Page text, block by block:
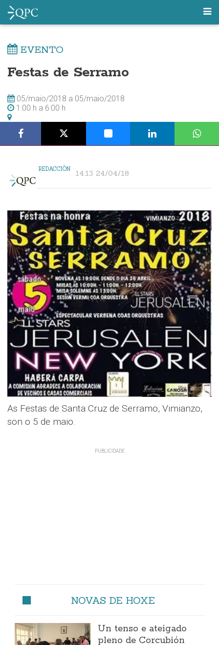
EVENTO
Festas de Serramo
05/maio/2018 a 05/maio/2018
1:00 h a 6:00 h
REDACCIÓN 14:13 24/04/18
As Festas de Santa Cruz de Serramo, Vimianzo,
son o 5 de maio.
NOVAS DE HOXE
Un tenso e ateigado
pleno de Corcubión